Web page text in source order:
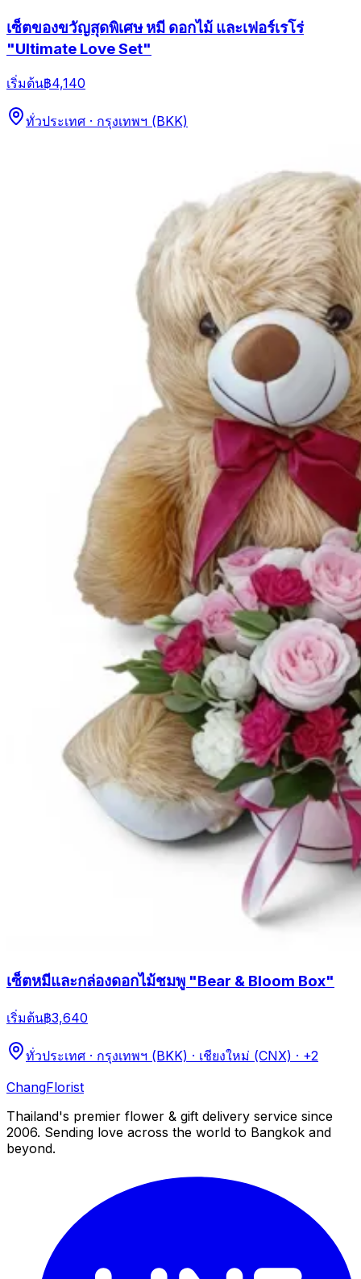
เซ็ตของขวัญสุดพิเศษ หมี ดอกไม้ และเฟอร์เรโร่
"Ultimate Love Set"
เริ่มต้น฿4,140
ทั่วประเทศ · กรุงเทพฯ (BKK)
เซ็ตหมีและกล่องดอกไม้ชมพู "Bear & Bloom Box"
เริ่มต้น฿3,640
ทั่วประเทศ · กรุงเทพฯ (BKK) · เชียงใหม่ (CNX) · +2
ChangFlorist
Thailand's premier flower & gift delivery service since
2006. Sending love across the world to Bangkok and
beyond.